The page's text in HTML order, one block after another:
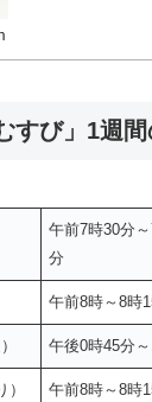
すび」1週
午前7時30分
分
午前8時～8時
午後0時45分
午前8時～8時